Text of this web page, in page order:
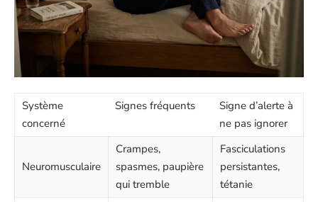
Système
concerné
Signes fréquents
Signe d’alerte à
ne pas ignorer
Neuromusculaire
Crampes,
spasmes, paupière
qui tremble
Fasciculations
persistantes,
tétanie